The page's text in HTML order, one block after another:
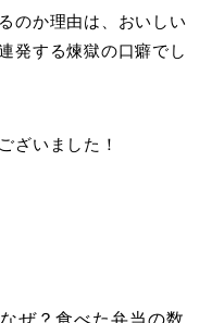
のか理由は、おいしい
発する煉獄の口癖でし
ざいました！